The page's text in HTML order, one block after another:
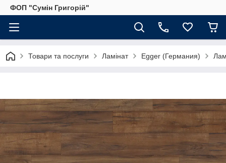
ФОП "Сумін Григорій"
Товари та послуги Ламінат Egger (Германия)